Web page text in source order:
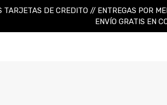
TARJETAS DE CREDITO // ENTREGAS POR
ENVÍO GRATIS EN